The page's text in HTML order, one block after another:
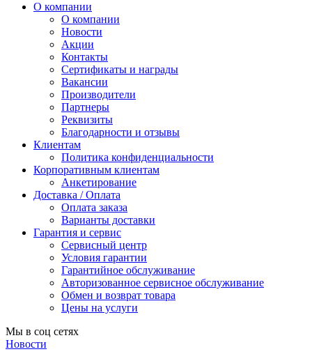
О компании
О компании
Новости
Акции
Контакты
Сертификаты и награды
Вакансии
Производители
Партнеры
Реквизиты
Благодарности и отзывы
Клиентам
Политика конфиденциальности
Корпоративным клиентам
Анкетирование
Доставка / Оплата
Оплата заказа
Варианты доставки
Гарантия и сервис
Сервисный центр
Условия гарантии
Гарантийное обслуживание
Авторизованное сервисное обслуживание
Обмен и возврат товара
Цены на услуги
Мы в соц сетях
Новости